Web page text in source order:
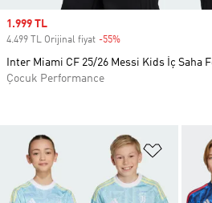
Favori
Sale price
1.999 TL
4.499 TL Orijinal fiyat -55%
Inter Miami CF 25/26 Messi Kids İç Saha
Çocuk Performance